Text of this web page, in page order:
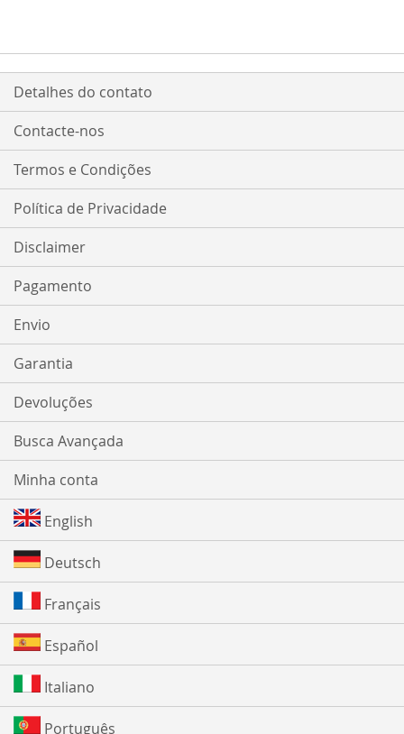
Detalhes do contato
Contacte-nos
Termos e Condições
Política de Privacidade
Disclaimer
Pagamento
Envio
Garantia
Devoluções
Busca Avançada
Minha conta
English
Deutsch
Français
Español
Italiano
Português